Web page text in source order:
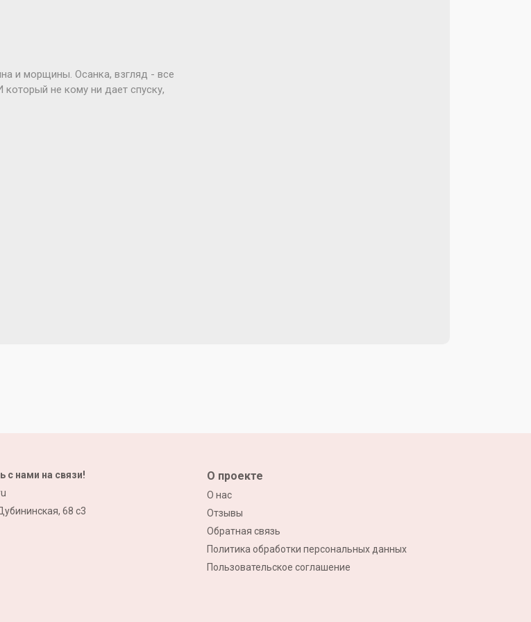
и морщины. Осанка, взгляд - все
не кому ни дает спуску,
О проекте
О нас
Отзывы
Обратная связь
Политика обработки персональных данных
Пользовательское соглашение
с нами на связи!
68 с3